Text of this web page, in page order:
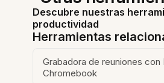
Descubre nuestras
productividad
Herramientas
Grabadora de reuniones con
Chromebook